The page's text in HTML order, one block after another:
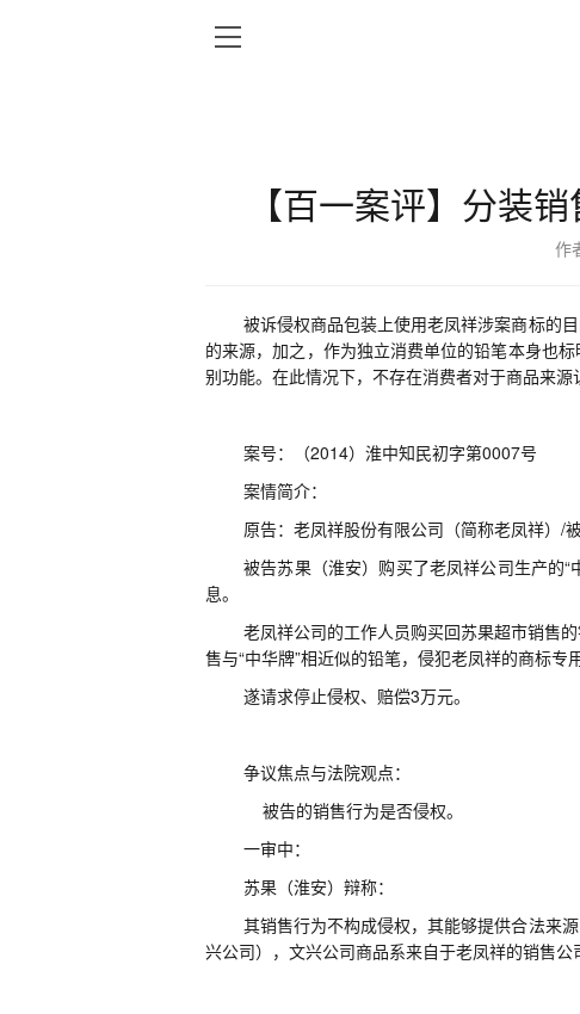
【百一案评】分装
作
被诉侵权商品包装上使用老凤祥涉案商标的
的来源，加之，作为独立消费单位的铅笔本身也
别功能。在此情况下，不存在消费者对于商品来
案号： （2014）淮中知民初字第0007号
案情简介：
原告： 老凤祥股份有限公司（简称老凤祥） /
被告苏果（淮安）购买了老凤祥公司生产的“
息。
老凤祥公司的工作人员购买回苏果超市销售
售与“中华牌”相近似的铅笔，侵犯老凤祥的商标专用
遂请求停止侵权、 赔偿3万元。
争议焦点与法院观点：
被告的销售行为是否侵权。
一审中：
苏果（淮安）辩称：
其销售行为不构成侵权，其能够提供合法来
兴公司），文兴公司商品系来自于老凤祥的销售公